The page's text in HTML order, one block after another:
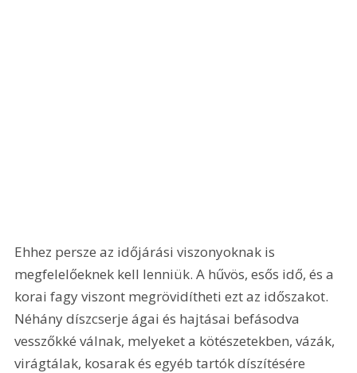
Ehhez persze az időjárási viszonyoknak is
megfelelőeknek kell lenniük. A hűvös, esős idő, és a
korai fagy viszont megrövidítheti ezt az időszakot.
Néhány díszcserje ágai és hajtásai befásodva
vesszőkké válnak, melyeket a kötészetekben, vázák,
virágtálak, kosarak és egyéb tartók díszítésére